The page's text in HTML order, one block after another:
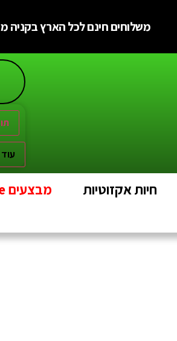
משלוחים חינם לכל הארץ בקניה מעל 299
חיות אקזוטיות מבצעים Sale